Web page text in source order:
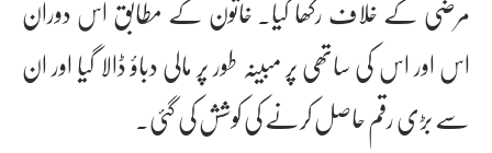
اس اور اس کی ساتھی پر مبینہ طور پر مالی دباؤ ڈالا گیا اور ان
سے بڑی رقم حاصل کرنے کی کوشش کی گئی۔